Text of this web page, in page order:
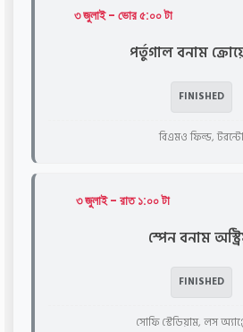
৩ জুলাই - ভোর ৫:০০ টা
পর্তুগাল বনাম
FINISHED
বিএমও ফিল্ড, টরন্টো
৩ জুলাই - রাত ১:০০ টা
স্পেন বনাম
FINISHED
সোফি স্টেডিয়াম, লস